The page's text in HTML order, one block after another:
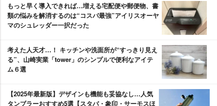
もっと早く導入できれば…増える宅配便や郵便物、書
類の悩みを解消するのは“コスパ最強”アイリスオーヤ
マのシュレッダー一択だった
考えた人天才…！ キッチンや洗面所が“すっきり見え
る”、山崎実業「tower」のシンプルで便利なアイテ
ム６選
【2025年最新版】デザインも機能も妥協なし…人気
タンブラーおすすめ5選【スタバ・象印・サーモスほ